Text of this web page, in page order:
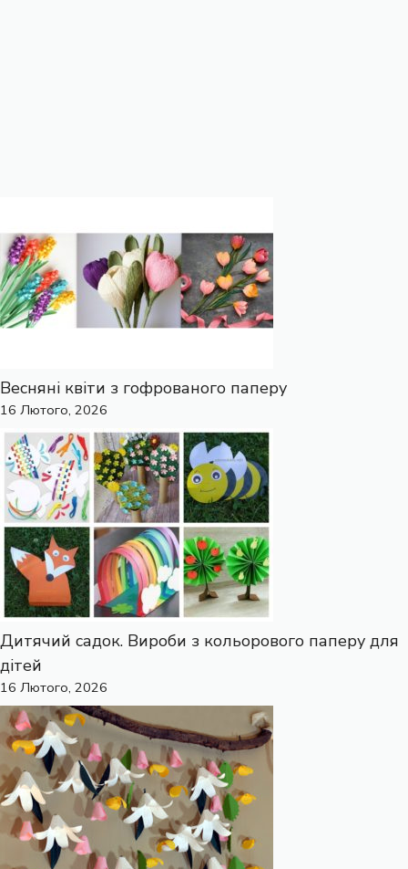
Весняні квіти з гофрованого паперу
16 Лютого, 2026
Дитячий садок. Вироби з кольорового паперу для
дітей
16 Лютого, 2026